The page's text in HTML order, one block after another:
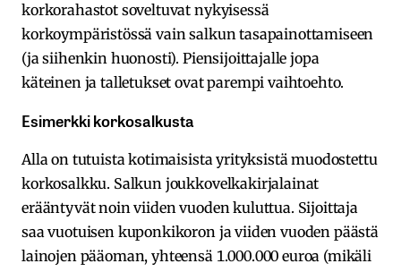
korkorahastot soveltuvat nykyisessä
korkoympäristössä vain salkun tasapainottamiseen
(ja siihenkin huonosti). Piensijoittajalle jopa
käteinen ja talletukset ovat parempi vaihtoehto.
Esimerkki korkosalkusta
Alla on tutuista kotimaisista yrityksistä muodostettu
korkosalkku. Salkun joukkovelkakirjalainat
erääntyvät noin viiden vuoden kuluttua. Sijoittaja
saa vuotuisen kuponkikoron ja viiden vuoden päästä
lainojen pääoman, yhteensä 1.000.000 euroa (mikäli